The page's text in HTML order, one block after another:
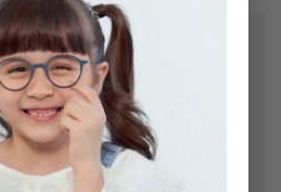
Gerekli alanlar